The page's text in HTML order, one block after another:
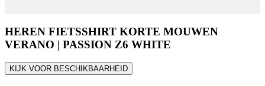
HEREN FIETSSHIRT KORTE MOUWEN
VERANO | PASSION Z6 WHITE
KIJK VOOR BESCHIKBAARHEID